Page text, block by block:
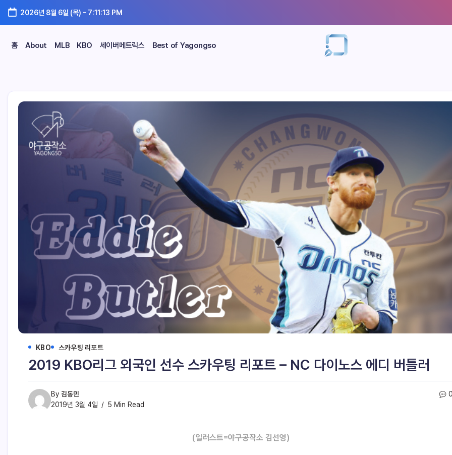
2026년 8월 6일 (목) - 7:11:14 PM
홈 About MLB KBO 세이버메트릭스 Best of Yagongso
KBO 스카우팅 리포트
2019 KBO리그 외국인 선수 스카우팅 리포트 – NC 다이노스 에디 버틀러
By 김동민
2019년 3월 4일
5 Min Read
(일러스트=야구공작소 김선영)